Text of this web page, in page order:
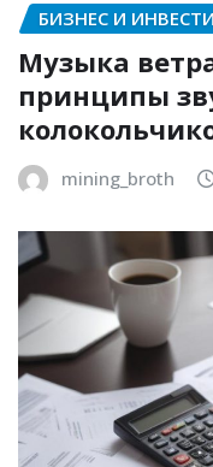
БИЗНЕС И
Музыка
принципы
mining_broth